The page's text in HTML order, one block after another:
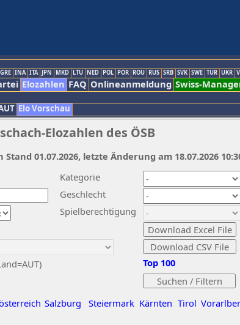
GRE INA ITA JPN MKD LTU NED POL POR ROU RUS SRB SVK SWE TUR UKR
Elozahlen FAQ Onlineanmeldung Swiss-
Elo Vorschau
Elozahlen des ÖSB
Kategorie
Geschlecht
Spielberechtigung
Salzburg Steiermark Kärnten Tirol
Top 100
Stand 01.07.2026, letzte Änderung am 18.07.2026